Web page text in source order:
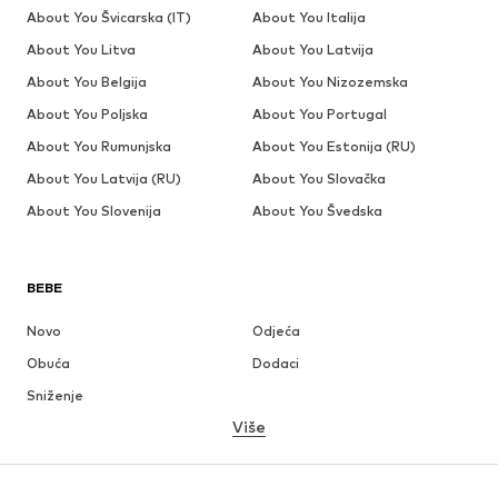
BEBE
Novo
Odjeća
Obuća
Dodaci
Sniženje
Više
About You Švicarska (IT)
About You Italija
About You Litva
About You Latvija
About You Belgija
About You Nizozemska
About You Poljska
About You Portugal
About You Rumunjska
About You Estonija (RU)
About You Latvija (RU)
About You Slovačka
About You Slovenija
About You Švedska